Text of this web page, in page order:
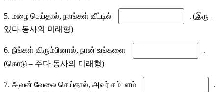
5. மழை பெய்தால், நாங்கள் வீட்டில்
. (இரு –
있다 동사의 미래형)
6. நீங்கள் விரும்பினால், நான் உங்களை
.
(கொடு – 주다 동사의 미래형)
7. அவன் வேலை செய்தால், அவர் சம்பளம்
.